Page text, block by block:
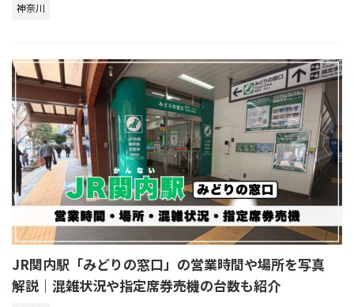
神奈川
JR関内駅「みどりの窓口」の営業時間や場所を写真
解説｜混雑状況や指定席券売機の台数も紹介